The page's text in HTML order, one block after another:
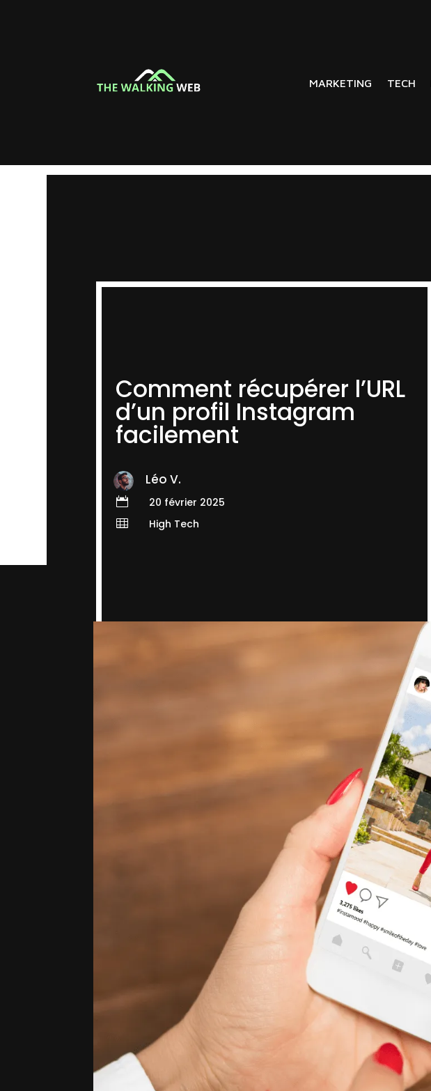
MARKETING TECH
Comment récupérer l’URL
d’un profil Instagram
facilement
Léo V.
 20 février 2025
 High Tech